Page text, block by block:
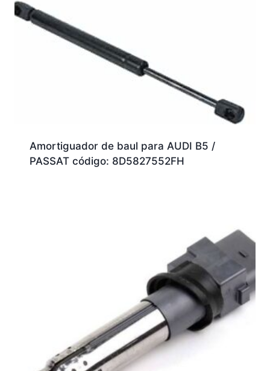
Amortiguador de baul para AUDI B5 /
PASSAT código: 8D5827552FH